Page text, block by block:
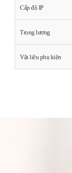
Cấp độ IP
Trọng lượng
Vật liệu phụ kiện